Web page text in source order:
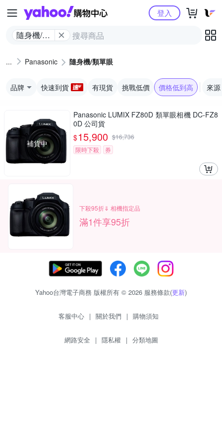
Yahoo購物中心
隨身機/類
登入
Panasonic 隨身機/類單眼
品牌 快速到貨 有現貨 挑戰低價 價格低到高 來源
補貨中
Panasonic LUMIX FZ80D 類單眼相機 DC-FZ8
0D 公司貨
$15,900 $16,736
限時下殺
券
下殺95折⇓ 相機指定品
滿1件享95折
Yahoo台灣電子商務 版權所有 © 2026 服務條款(更新)
客服中心 | 關於我們 | 購物須知
網路安全 | 隱私權 | 分類地圖